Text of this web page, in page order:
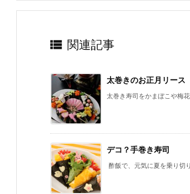
 関連記事
太巻きのお正月リース
太巻き寿司をかまぼこや梅
デコ？手巻き寿司
酢飯で、元気に夏を乗り切